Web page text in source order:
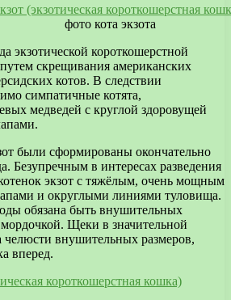
фото кота экзота
экзотической короткошерстной
скрещивания американских
котов. В следствии
симпатичные котята,
медведей с круглой здоровущей
были сформированы окончательно
Безупречным в интересах разведения
экзот с тяжёлым, очень мощным
и округлыми линиями туловища.
обязана быть внушительных
Щеки в значительной
челюсти внушительных размеров,
вперед.